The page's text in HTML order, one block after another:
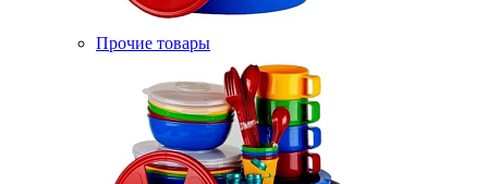
Прочие товары